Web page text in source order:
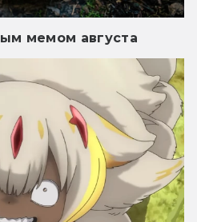
мемом августа